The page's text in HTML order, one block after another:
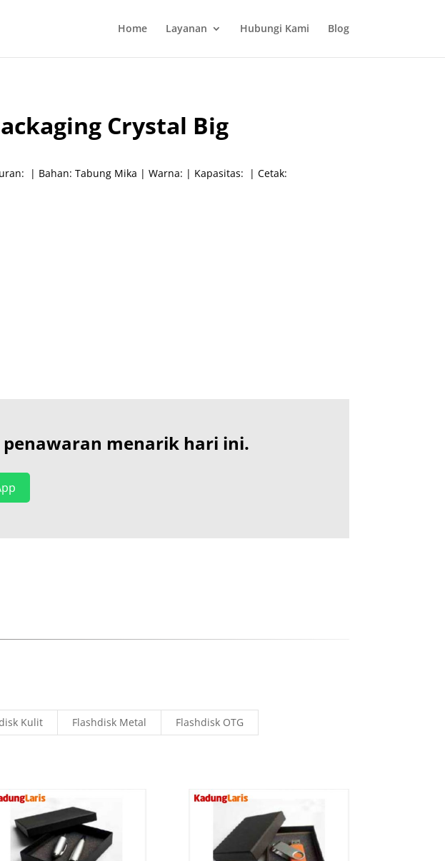
Home Layanan Hubungi Kami Blog
Crystal Big
| Bahan: Tabung Mika | Warna: | Kapasitas: | Cetak:
menarik hari ini.
Kulit Flashdisk Metal
Flashdisk OTG